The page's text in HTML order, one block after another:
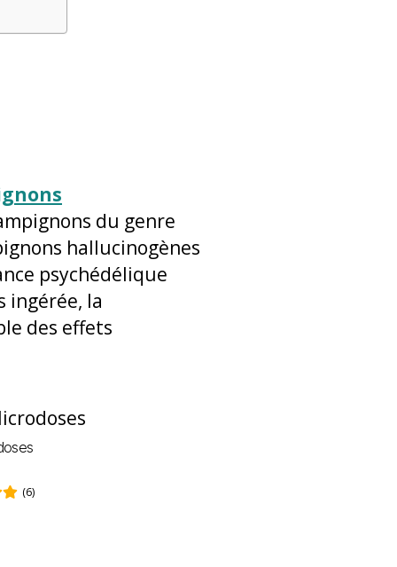
du genre
hallucinogènes
psychédélique
ingérée, la
des effets
(6)